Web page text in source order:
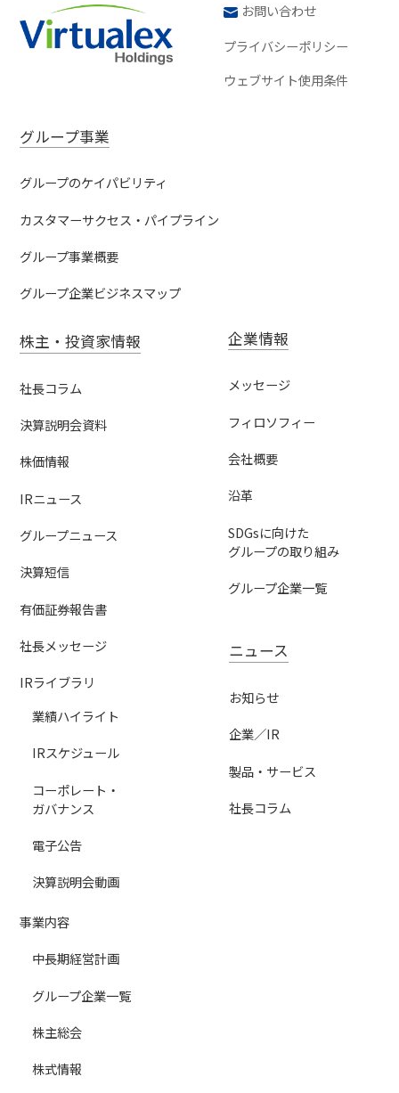
お問い合わせ
プライバシーポリシー
ウェブサイト使用条件
グループ事業
グループのケイパビリティ
カスタマーサクセス・パイプライン
グループ事業概要
グループ企業ビジネスマップ
企業情報
メッセージ
フィロソフィー
会社概要
沿革
SDGsに向けた
グループの取り組み
グループ企業一覧
株主・投資家情報
社長コラム
決算説明会資料
株価情報
IRニュース
グループニュース
決算短信
有価証券報告書
社長メッセージ
IRライブラリ
業績ハイライト
IRスケジュール
コーポレート・
ガバナンス
電子公告
決算説明会動画
事業内容
中長期経営計画
グループ企業一覧
株主総会
株式情報
ニュース
お知らせ
企業／IR
製品・サービス
社長コラム